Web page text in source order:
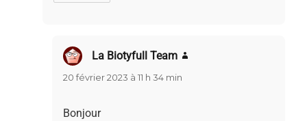
La Biotyfull Team
20 février 2023 à 11 h 34 min
Bonjour